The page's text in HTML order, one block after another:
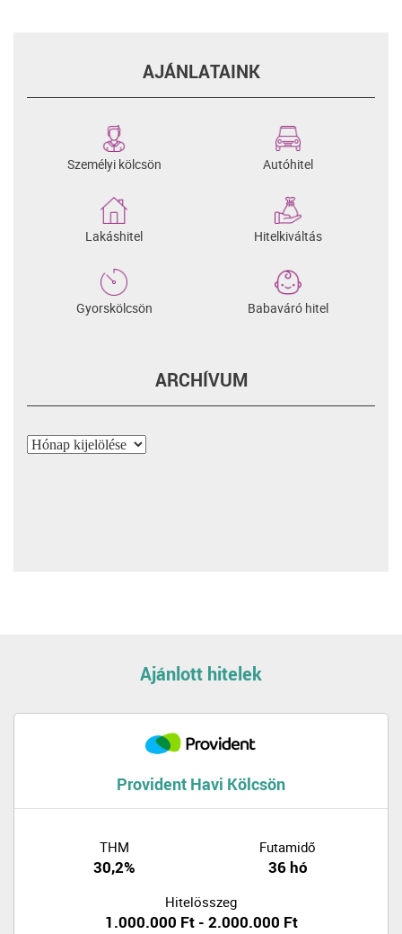
AJÁNLATAINK
Személyi kölcsön Autóhitel
Lakáshitel Hitelkiváltás
Gyorskölcsön Babaváró hitel
ARCHÍVUM
Archívum
Ajánlott hitelek
Provident Havi Kölcsön
THM
30,2%
Futamidő
36 hó
Hitelösszeg
1.000.000 Ft - 2.000.000 Ft